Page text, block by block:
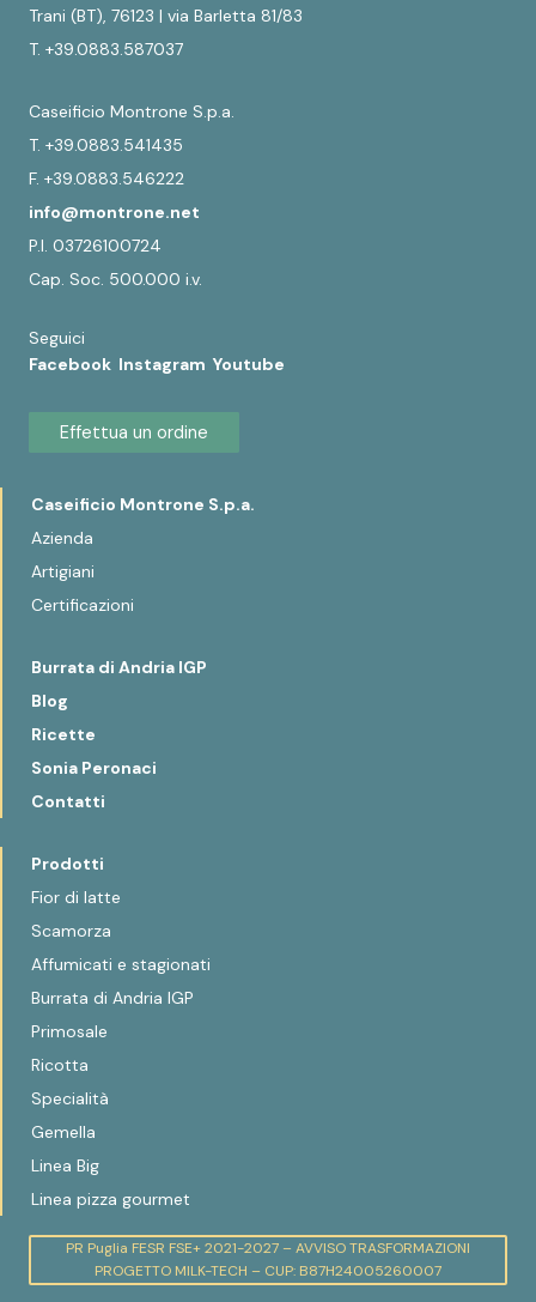
Trani (BT), 76123 | via Barletta 81/83
T. +39.0883.587037
Caseificio Montrone S.p.a.
T. +39.0883.541435
F. +39.0883.546222
info@montrone.net
P.I. 03726100724
Cap. Soc. 500.000 i.v.
Seguici
Facebook Instagram Youtube
Effettua un ordine
Caseificio Montrone S.p.a.
Azienda
Artigiani
Certificazioni
Burrata di Andria IGP
Blog
Ricette
Sonia Peronaci
Contatti
Prodotti
Fior di latte
Scamorza
Affumicati e stagionati
Burrata di Andria IGP
Primosale
Ricotta
Specialità
Gemella
Linea Big
Linea pizza gourmet
PR Puglia FESR FSE+ 2021-2027 – AVVISO TRASFORMAZIONI
PROGETTO MILK-TECH – CUP: B87H24005260007